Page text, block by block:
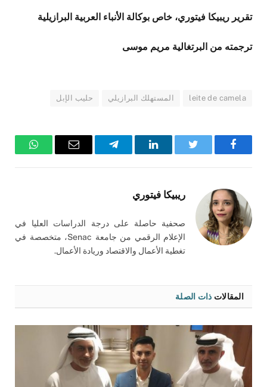
تقرير ريبيكا فيتوري، خاص بوكالة الأنباء العربية البرازيلية
ترجمته من البرتغالية مريم موسى
leite de camela المستهلك البرازيلي حليب الإبل
فيسبوك تويتر لينكدإن تيلقرام
البريد
واتساب
ريبيكا فيتوري
صحفية حاصلة على درجة الدراسات العليا في
الإعلام الرقمي من جامعة Senac، متخصصة في
تغطية الأعمال والاقتصاد وريادة الأعمال.
المقالات ذات الصلة